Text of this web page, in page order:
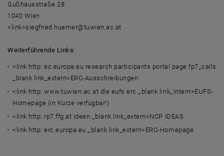
Gußhausstraße 28
1040 Wien
<link>siegfried.huemer@tuwien.ac.at
Weiterführende Links:
<link http: ec.europa.eu research participants portal page fp7_calls
_blank link_extern>ERC-Ausschreibungen
<link http: www.tuwien.ac.at dle eufs erc _blank link_intern>EUFS-
Homepage (in Kürze verfügbar!)
<link http: rp7.ffg.at ideen _blank link_extern>NCP IDEAS
<link http: erc.europa.eu _blank link_extern>ERC-Homepage